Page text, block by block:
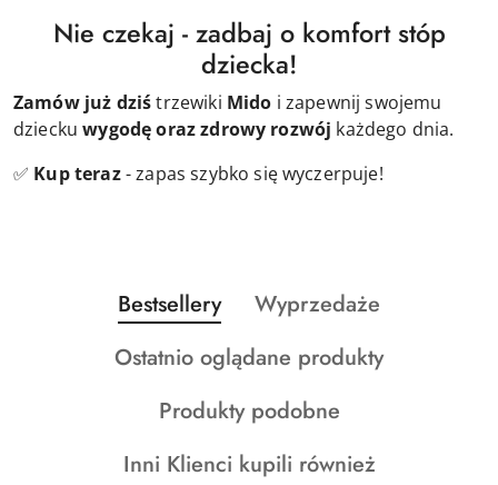
Nie czekaj - zadbaj o komfort stóp
dziecka!
Zamów już dziśtrzewiki Mido i zapewnij swojemu
dzieckuwygodę oraz zdrowy rozwój każdego dnia.
✅ Kup teraz- zapas szybko się wyczerpuje!
Pomiń karuzelę produktów
Produkty
o
statusie:
Bestsellery
Produkty
statusie:
Wyprzedaże
Produkty
statusie:
Ostatnio oglądane produkty
Produkty
statusie:
Produkty podobne
Produkty
Inni Klienci kupili również